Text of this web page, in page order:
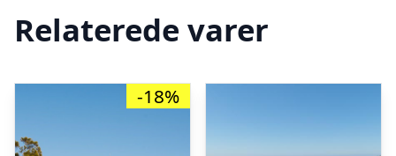
Relaterede varer
-18%